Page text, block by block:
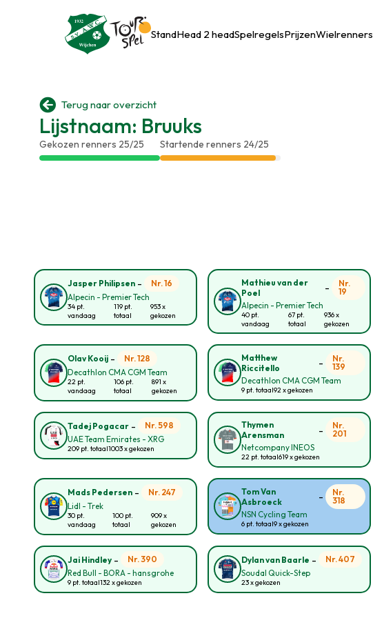
StandHead 2 headSpelregelsPrijzenWielrenners
 Terug naar overzicht
Lijstnaam: Bruuks
Gekozen renners 25/25 Startende renners 24/25
Jasper Philipsen -
Nr. 16
Alpecin - Premier Tech
34 pt.
vandaag
119 pt.
totaal
953 x
gekozen
Mathieu van der
Poel
-
Nr.
19
Alpecin - Premier Tech
40 pt.
vandaag
67 pt.
totaal
936 x
gekozen
Olav Kooij -
Nr. 128
Decathlon CMA CGM Team
22 pt.
vandaag
106 pt.
totaal
891 x
gekozen
Matthew
Riccitello
-
Nr.
139
Decathlon CMA CGM Team
9 pt. totaal92 x gekozen
Tadej Pogacar -
Nr. 598
UAE Team Emirates - XRG
209 pt. totaal1003 x gekozen
Thymen
Arensman
-
Nr.
201
Netcompany INEOS
22 pt. totaal619 x gekozen
Mads Pedersen -
Nr. 247
Lidl - Trek
30 pt.
vandaag
100 pt.
totaal
909 x
gekozen
Tom Van
Asbroeck
-
Nr.
318
NSN Cycling Team
6 pt. totaal9 x gekozen
Jai Hindley -
Nr. 390
Red Bull - BORA - hansgrohe
9 pt. totaal132 x gekozen
Dylan van Baarle -
Nr. 407
Soudal Quick-Step
23 x gekozen